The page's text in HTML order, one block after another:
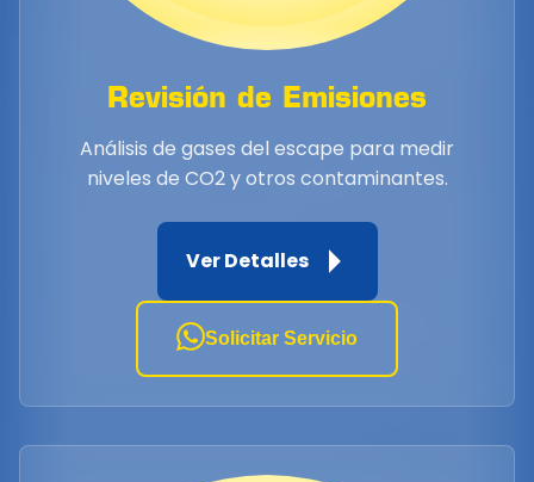
Revisión de Emisiones
Análisis de gases del escape para medir
niveles de CO2 y otros contaminantes.
Ver Detalles
Solicitar Servicio